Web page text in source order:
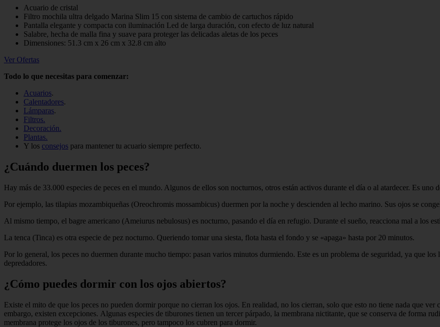
Acuario de cristal
Filtro mochila ultra delgado Marina Slim 15 con sistema de cambio de cartuchos rápido
Pantalla elegante y compacta con iluminación Led de larga duración, con efecto de luz natural
Salabre, hecha de malla fina y suave para proteger las delicadas aletas de los peces
Dimensiones: 51.3 cm x 26 cm x 32.8 cm alto
Ver Ofertas
Todo lo que necesitas para comenzar:
Acuarios.
Calentadores.
Lámparas.
Filtros.
Decoración.
Plantas.
Y los consejos para mantener tu acuario siempre perfecto.
¿Cuándo duermen los peces?
Hay más de 33.000 especies de peces en el mundo. Algunos de ellos son nocturnos, otros están activos durante el día o al atardecer. Es uno
Por ejemplo, las tilapias mozambiqueñas (Oreochromis mossambicus) duermen por la noche y descienden al lecho marino. Sus ojos se
Al mismo tiempo, el bagre americano (Ameiurus nebulosus) es nocturno, pasando el día en refugio. Durante el sueño, reacciona mal a los
La tenca (Tinca) es otra especie de pez nocturno. Queriendo tomar una siesta, flota hasta el fondo y se «apaga» hasta por 20 minutos.
Por lo general, los peces no duermen durante mucho tiempo: pasan varios minutos durmiendo. Este es un problema de seguridad, ya que
depredadores.
¿Cómo puedes dormir con los ojos abiertos?
Existe el mito de que los peces no pueden dormir porque no cierran los ojos. En realidad, no los cierran, solo que esto no tiene nada que ver
embargo, existen excepciones. Algunas especies de tiburones tienen un tercer párpado, la membrana nictitante, que se conserva de forma
membrana protege los ojos de los tiburones, pero tampoco los cubren para dormir.